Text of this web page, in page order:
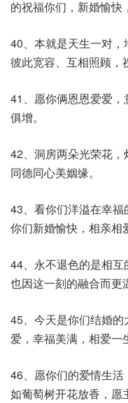
的祝福你们，新婚愉快
40、本就是天生一对
彼此宽容、互相照顾，
41、愿你俩恩恩爱爱
俱增。
42、洞房两朵光荣花，
同德同心美姻缘。
43、看你们洋溢在幸
你们新婚愉快，相亲相
44、永不退色的是相
也因这一刻的融合而更
45、今天是你们结婚
爱，幸福美满，相爱一
46、愿你们的爱情生
如葡萄树开花放香，愿